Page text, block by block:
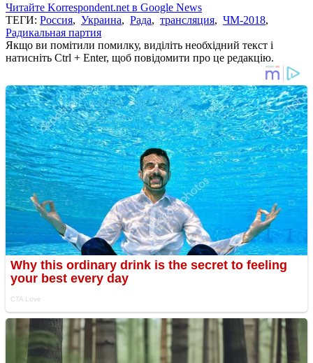
Читайте Korrespondent.net в Google News
ТЕГИ: Россия, Украина, Рада, трансляция, ЧМ-2018,
Радикальная партия
Якщо ви помітили помилку, виділіть необхідний текст і
натисніть Ctrl + Enter, щоб повідомити про це редакцію.